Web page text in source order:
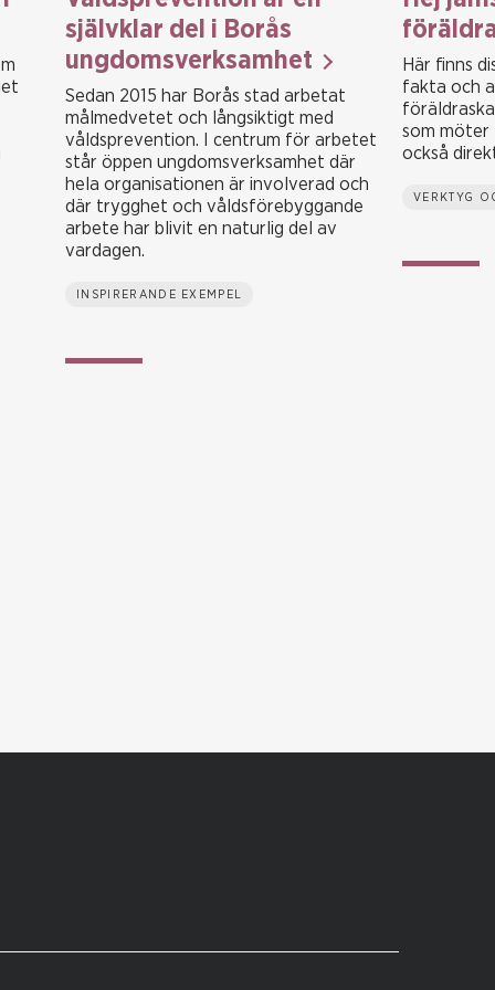
självklar del i Borås
ungdomsverksamhet
Sedan 2015 har Borås stad arbetat
målmedvetet och långsiktigt med
våldsprevention. I centrum för arbetet
står öppen ungdomsverksamhet där
hela organisationen är involverad och
där trygghet och våldsförebyggande
arbete har blivit en naturlig del av
vardagen.
INSPIRERANDE EXEMPEL
Här finns
fakta och
som möter
också
VERKTYG